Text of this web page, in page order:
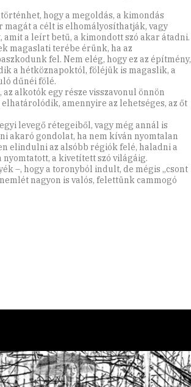
hogy a megoldás, a kimondás
a célt is elhomályosíthatják, vagy
amit a leírt betű, a kimondott szó akar átadni.
magaslati terébe érünk, ha az
fel. Nem elég, hogy ez az építmény,
a hétköznapoktól, föléjük is magaslik, a
dűnéi fölé.
alkotók egy része visszavonul önnön
amennyire az lehetséges, az őt
levegő rétegeiből, vagy még annál is
akaró gondolat, ha nem kíván nyomtalan
elindulni az alsóbb régiók felé, haladni a
nyomtatott, a kivetített szó világáig.
–, hogy a toronyból indult, de mégis „csont
nagyon is valós, felettünk cammogó